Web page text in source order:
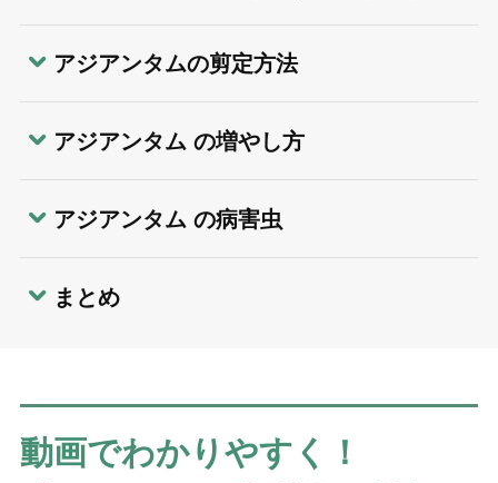
アジアンタムの剪定方法
アジアンタム の増やし方
アジアンタム の病害虫
まとめ
動画でわかりやすく！